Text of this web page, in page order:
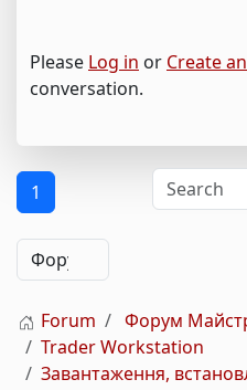
Please Log in or Create
conversation.
1
Forum
Форум
Trader Workstation
Завантаження,